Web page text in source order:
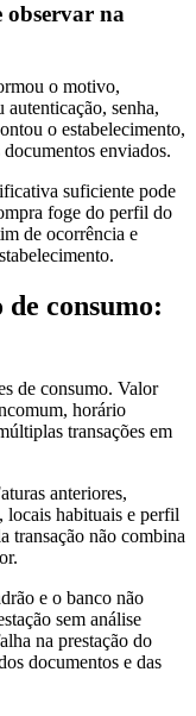
observar na
o motivo,
senha,
o estabelecimento,
enviados.
suficiente pode
foge do perfil do
de ocorrência e
consumo:
de consumo. Valor
horário
transações em
anteriores,
habituais e perfil
transação não combina
e o banco não
sem análise
na prestação do
documentos e das